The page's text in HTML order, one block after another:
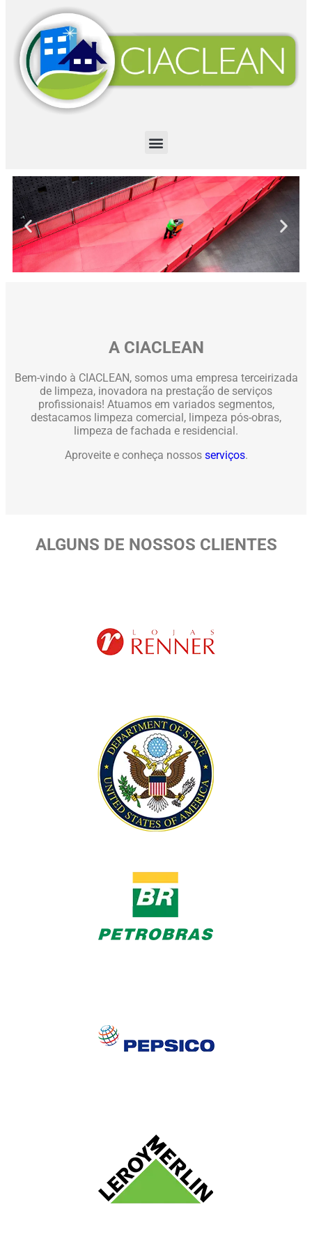
A CIACLEAN
Bem-vindo à CIACLEAN, somos uma empresa terceirizada
de limpeza, inovadora na prestação de serviços
profissionais! Atuamos em variados segmentos,
destacamos limpeza comercial, limpeza pós-obras,
limpeza de fachada e residencial.
Aproveite e conheça nossos serviços.
ALGUNS DE NOSSOS CLIENTES